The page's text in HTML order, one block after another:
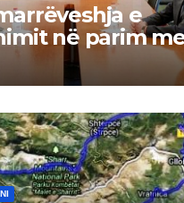
e
në parim
Abdixhikut